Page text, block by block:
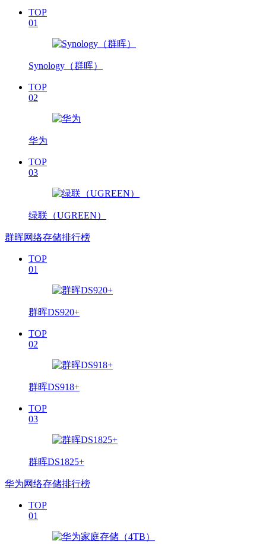
TOP
01
Synology（群晖）
TOP
02
华为
TOP
03
绿联（UGREEN）
群晖网络存储排行榜
TOP
01
群晖DS920+
TOP
02
群晖DS918+
TOP
03
群晖DS1825+
华为网络存储排行榜
TOP
01